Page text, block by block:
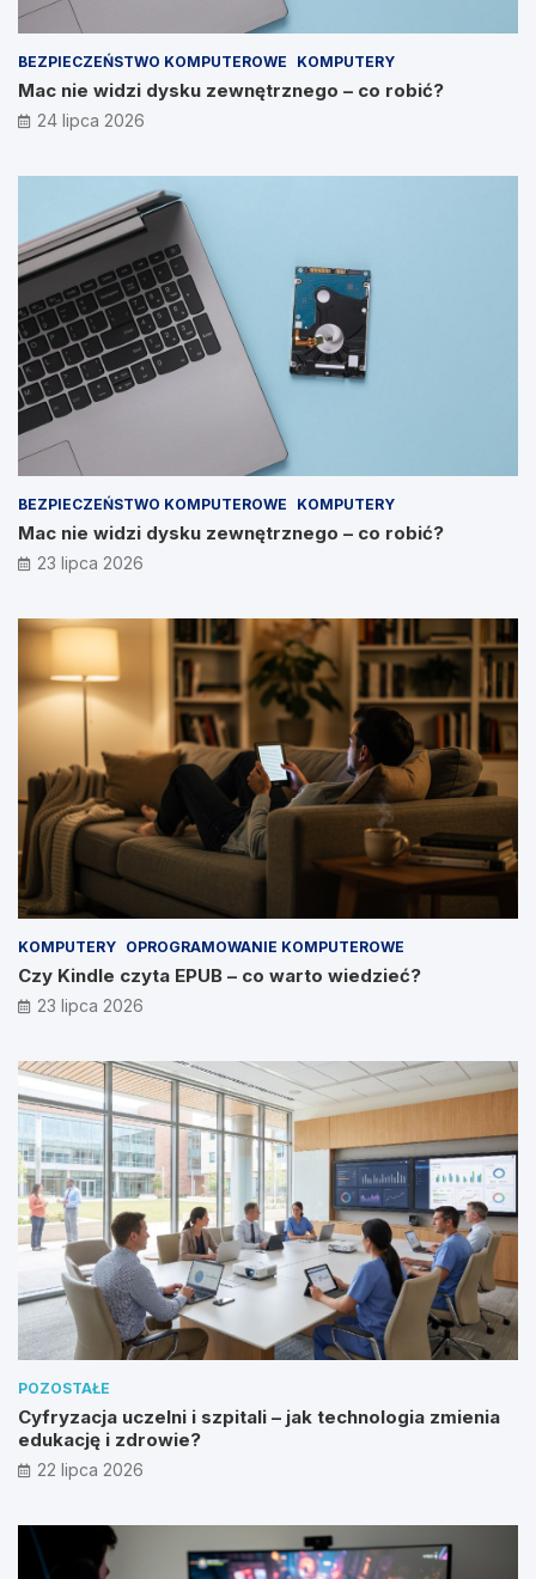
BEZPIECZEŃSTWO KOMPUTEROWE KOMPUTERY
Mac nie widzi dysku zewnętrznego – co robić?
24 lipca 2026
BEZPIECZEŃSTWO KOMPUTEROWE KOMPUTERY
Mac nie widzi dysku zewnętrznego – co robić?
23 lipca 2026
KOMPUTERY OPROGRAMOWANIE KOMPUTEROWE
Czy Kindle czyta EPUB – co warto wiedzieć?
23 lipca 2026
POZOSTAŁE
Cyfryzacja uczelni i szpitali – jak technologia zmienia
edukację i zdrowie?
22 lipca 2026